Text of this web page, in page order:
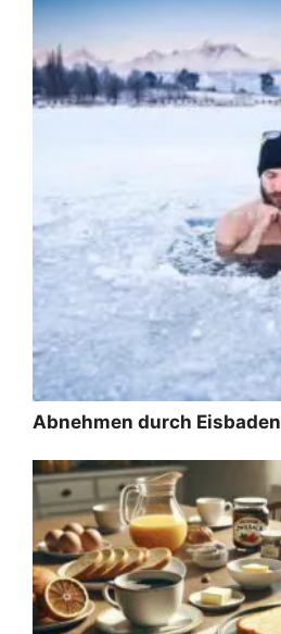
Abnehmen durch Eisbaden